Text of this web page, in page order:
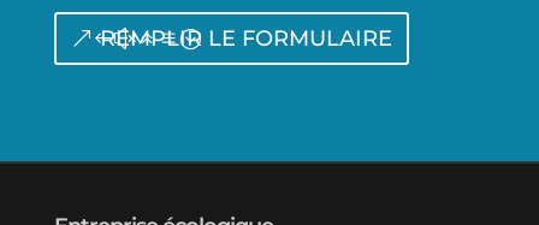
REMPLIR LE FORMULAIRE